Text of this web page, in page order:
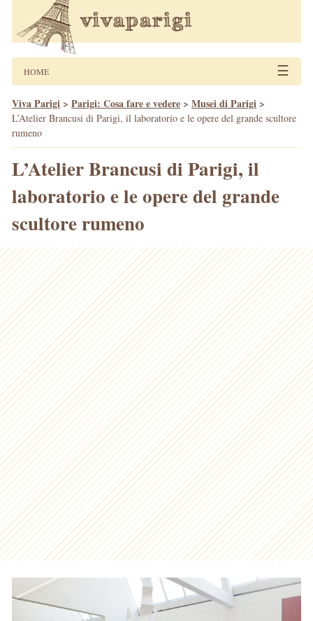
HOME ☰
Viva Parigi > Parigi: Cosa fare e vedere > Musei di Parigi >
L’Atelier Brancusi di Parigi, il laboratorio e le opere del grande scultore
rumeno
L’Atelier Brancusi di Parigi, il
laboratorio e le opere del grande
scultore rumeno